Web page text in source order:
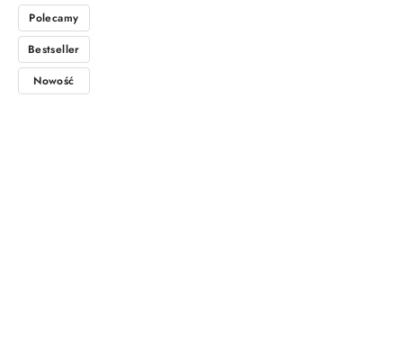
Polecamy
Bestseller
Nowość